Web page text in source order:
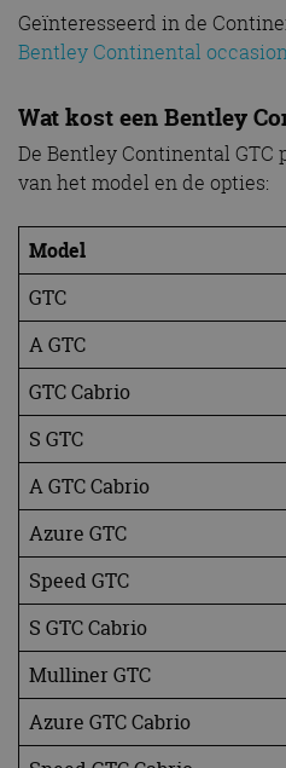
Geïnteresseerd in de
Bentley Continental
Wat kost een Bentley
De Bentley Continental
van het model en de opties:
Model
GTC
A GTC
GTC Cabrio
S GTC
A GTC Cabrio
Azure GTC
Speed GTC
S GTC Cabrio
Mulliner GTC
Azure GTC Cabrio